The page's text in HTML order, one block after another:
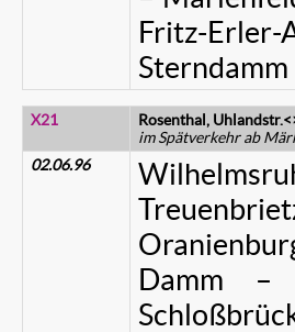
Fritz-Erler-
Sterndamm
X21
Rosenthal,
im Spätverkehr ab
02.06.96
Damm –